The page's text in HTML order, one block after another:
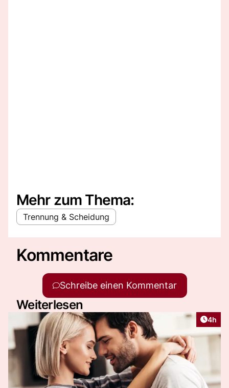
Mehr zum Thema:
Trennung & Scheidung
Kommentare
Schreibe einen Kommentar
Weiterlesen
4h